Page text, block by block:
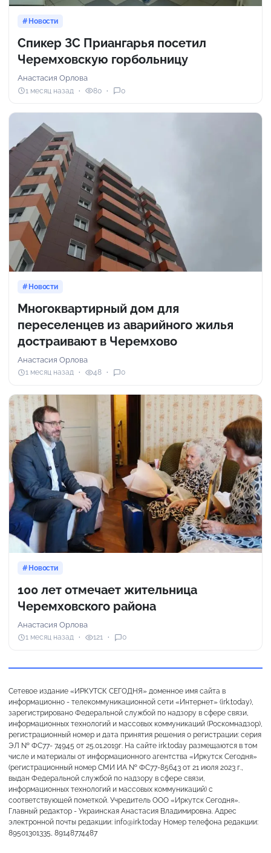
Новости
Спикер ЗС Приангарья посетил
Черемховскую горбольницу
Анастасия Орлова
1 месяц назад 80 0
Новости
Многоквартирный дом для
переселенцев из аварийного жилья
достраивают в Черемхово
Анастасия Орлова
1 месяц назад 48 0
Новости
100 лет отмечает жительница
Черемховского района
Анастасия Орлова
1 месяц назад 121 0
Сетевое издание «ИРКУТСК СЕГОДНЯ» доменное имя сайта в
информационно - телекоммуникационной сети «Интернет» (irk.today),
зарегистрировано Федеральной службой по надзору в сфере связи,
информационных технологий и массовых коммуникаций (Роскомнадзор),
регистрационный номер и дата принятия решения о регистрации: серия
ЭЛ № ФС77- 74945 от 25.01.2019г. На сайте irk.today размещаются в том
числе и материалы от информационного агентства «Иркутск Сегодня»
(регистрационный номер СМИ ИА № ФС77-85643 от 21 июля 2023 г.,
выдан Федеральной службой по надзору в сфере связи,
информационных технологий и массовых коммуникаций) с
соответствующей пометкой. Учредитель ООО «Иркутск Сегодня».
Главный редактор - Украинская Анастасия Владимировна. Адрес
электронной почты редакции: info@irk.today Номер телефона редакции:
89501301335, 89148774487